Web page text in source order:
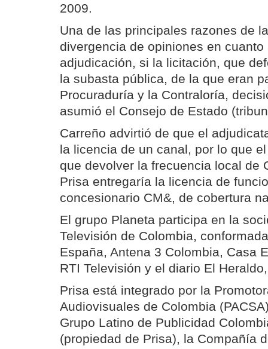
2009.
Una de las principales razones de
divergencia de opiniones en
adjudicación, si la licitación, que
la subasta pública, de la que eran
Procuraduría y la Contraloría,
asumió el Consejo de Estado
Carreño advirtió de que el
la licencia de un canal, por lo que
que devolver la frecuencia local de
Prisa entregaría la licencia de
concesionario CM&, de cobertura
El grupo Planeta participa en la
Televisión de Colombia,
España, Antena 3 Colombia, Casa
RTI Televisión y el diario El
Prisa está integrado por la
Audiovisuales de Colombia
Grupo Latino de Publicidad
(propiedad de Prisa), la Compañía